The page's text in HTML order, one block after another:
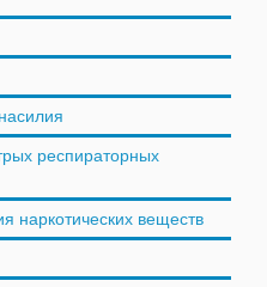
респираторных
наркотических веществ